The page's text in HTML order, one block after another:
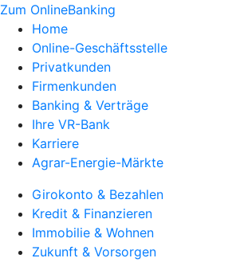
Zum OnlineBanking
Home
Online-Geschäftsstelle
Privatkunden
Firmenkunden
Banking & Verträge
Ihre VR-Bank
Karriere
Agrar-Energie-Märkte
Girokonto & Bezahlen
Kredit & Finanzieren
Immobilie & Wohnen
Zukunft & Vorsorgen